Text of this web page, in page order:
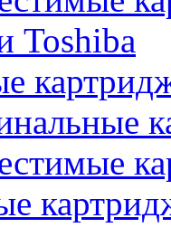
Toshiba